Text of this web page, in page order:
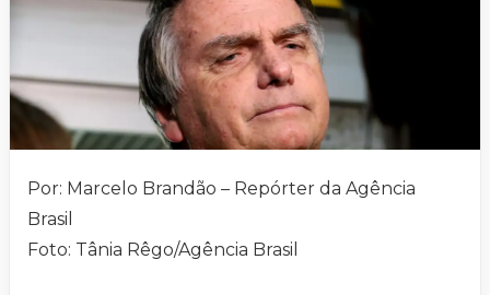
Por: Marcelo Brandão – Repórter da Agência
Brasil
Foto: Tânia Rêgo/Agência Brasil